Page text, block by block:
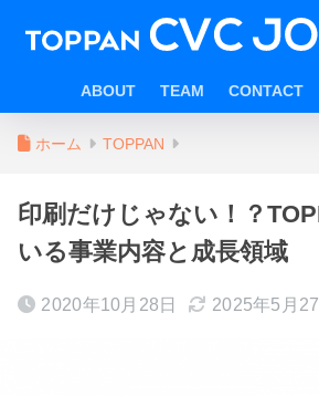
ABOUT TEAM CONTACT
ホーム TOPPAN
印刷だけじゃない！？
いる事業内容と成長領域
2020年10月28日 2025年5月27